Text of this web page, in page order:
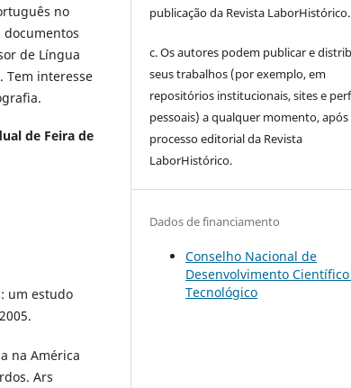
no
de Língua
Tem interesse
de Feira de
um estudo
na América
Ars
publicação da Revista LaborHistórico.
c. Os autores podem publicar e
seus trabalhos (por exemplo, em
repositórios institucionais, sites e
pessoais) a qualquer momento, após
processo editorial da Revista
LaborHistórico.
Dados de financiamento
Conselho Nacional de
Desenvolvimento
Tecnológico